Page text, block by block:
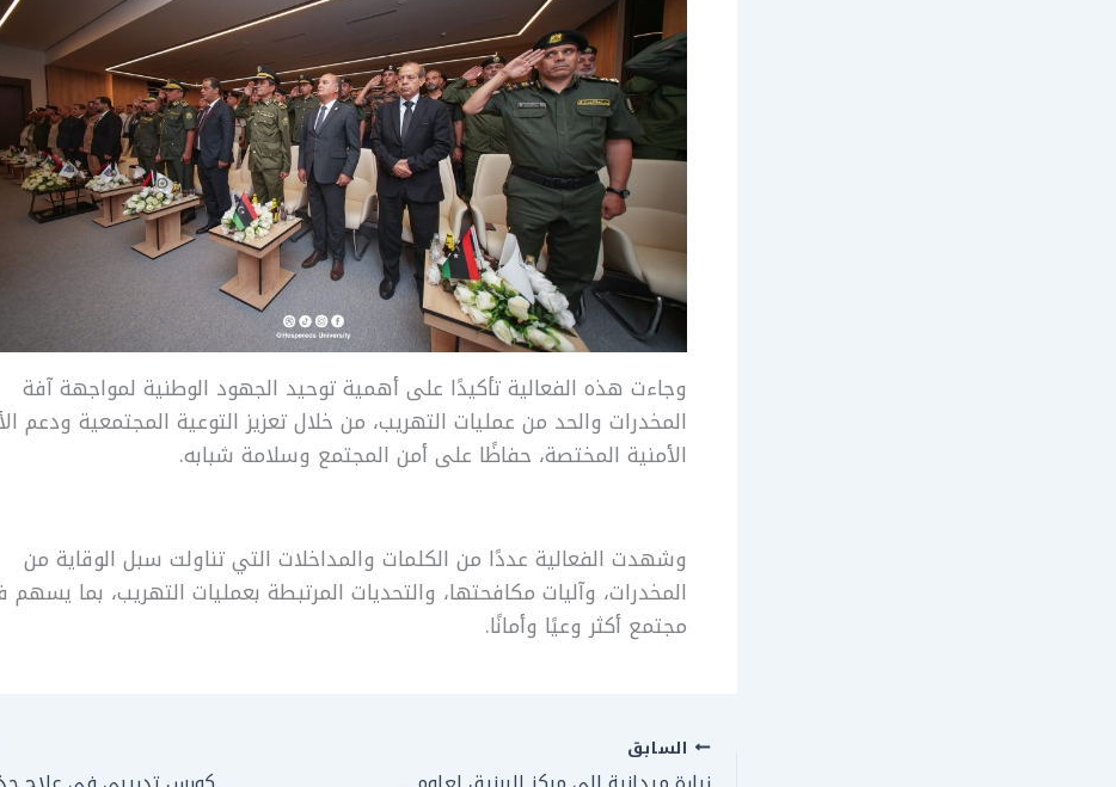
وجاءت هذه الفعالية تأكيدًا على أهمية توحيد الجهود الوطنية لمواجهة آفة
المخدرات والحد من عمليات التهريب، من خلال تعزيز التوعية المجتمعية ودعم
الأمنية المختصة، حفاظًا على أمن المجتمع وسلامة شبابه.
وشهدت الفعالية عددًا من الكلمات والمداخلات التي تناولت سبل الوقاية من
المخدرات، وآليات مكافحتها، والتحديات المرتبطة بعمليات التهريب، بما يسهم
مجتمع أكثر وعيًا وأمانًا.
السابق